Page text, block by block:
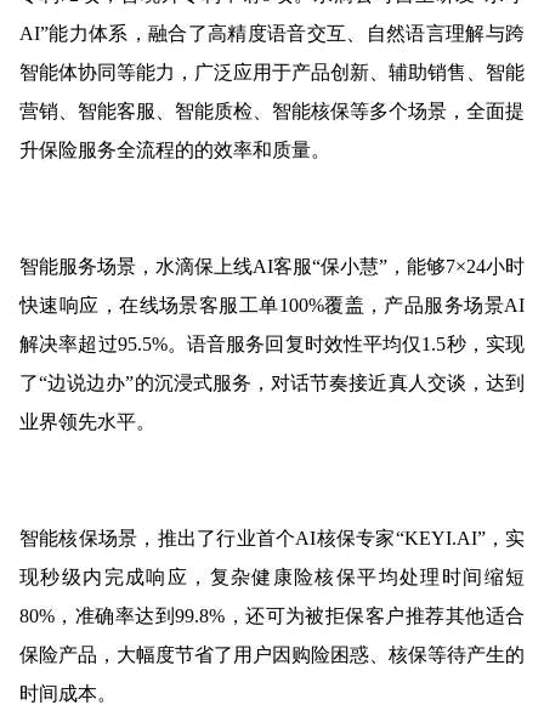
AI”能力体系，融合了高精度语音交互、自然语言理解与跨
智能体协同等能力，广泛应用于产品创新、辅助销售、智能
营销、智能客服、智能质检、智能核保等多个场景，全面提
升保险服务全流程的的效率和质量。
智能服务场景，水滴保上线AI客服“保小慧”，能够7×24小时
快速响应，在线场景客服工单100%覆盖，产品服务场景AI
解决率超过95.5%。语音服务回复时效性平均仅1.5秒，实现
了“边说边办”的沉浸式服务，对话节奏接近真人交谈，达到
业界领先水平。
智能核保场景，推出了行业首个AI核保专家“KEYI.AI”，实
现秒级内完成响应，复杂健康险核保平均处理时间缩短
80%，准确率达到99.8%，还可为被拒保客户推荐其他适合
保险产品，大幅度节省了用户因购险困惑、核保等待产生的
时间成本。